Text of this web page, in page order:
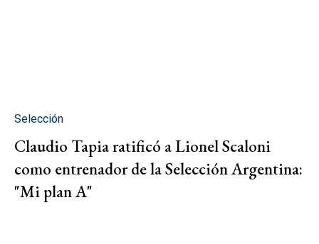
Selección
Claudio Tapia ratificó a Lionel Scaloni
como entrenador de la Selección Argentina:
"Mi plan A"